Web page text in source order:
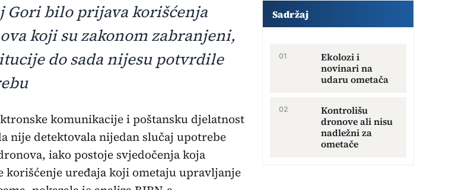
Gori bilo prijava korišćenja
koji su zakonom zabranjeni,
do sada nijesu potvrdile
komunikacije i poštansku djelatnost
nije detektovala nijedan slučaj upotrebe
iako postoje svjedočenja koja
korišćenje uređaja koji ometaju upravljanje
Sadržaj
Ekolozi i
novinari na
udaru ometača
Kontrolišu
dronove ali nisu
nadležni za
ometače